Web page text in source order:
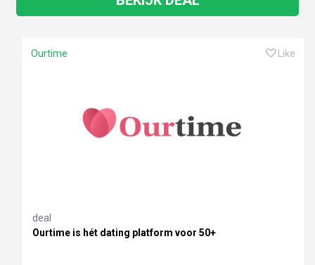
Ourtime Like
deal
Ourtime is hét dating platform voor 50+